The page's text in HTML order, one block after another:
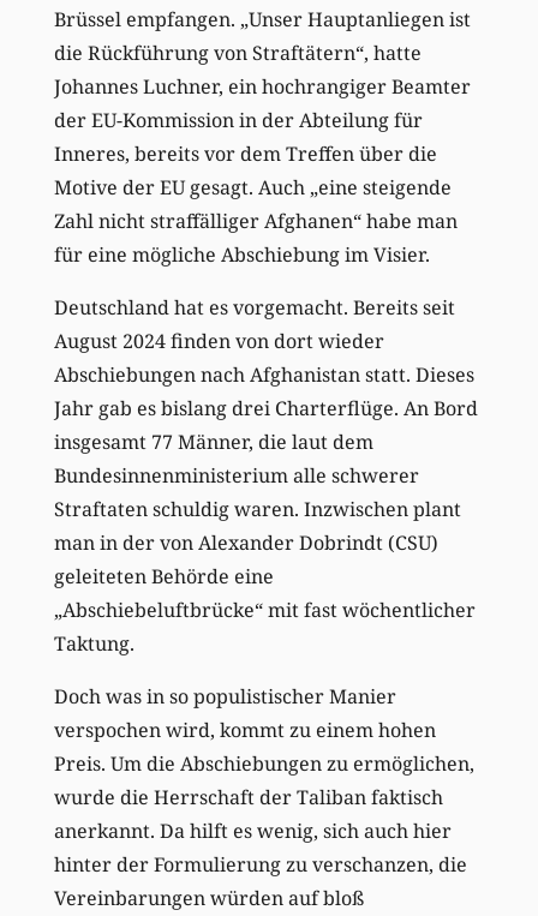
Brüssel empfangen. „Unser Hauptanliegen ist
die Rückführung von Straftätern“, hatte
Johannes Luchner, ein hochrangiger Beamter
der EU-Kommission in der Abteilung für
Inneres, bereits vor dem Treffen über die
Motive der EU gesagt. Auch „eine steigende
Zahl nicht straffälliger Afghanen“ habe man
für eine mögliche Abschiebung im Visier.
Deutschland hat es vorgemacht. Bereits seit
August 2024 finden von dort wieder
Abschiebungen nach Afghanistan statt. Dieses
Jahr gab es bislang drei Charterflüge. An Bord
insgesamt 77 Männer, die laut dem
Bundesinnenministerium alle schwerer
Straftaten schuldig waren. Inzwischen plant
man in der von Alexander Dobrindt (CSU)
geleiteten Behörde eine
„Abschiebeluftbrücke“ mit fast wöchentlicher
Taktung.
Doch was in so populistischer Manier
verspochen wird, kommt zu einem hohen
Preis. Um die Abschiebungen zu ermöglichen,
wurde die Herrschaft der Taliban faktisch
anerkannt. Da hilft es wenig, sich auch hier
hinter der Formulierung zu verschanzen, die
Vereinbarungen würden auf bloß